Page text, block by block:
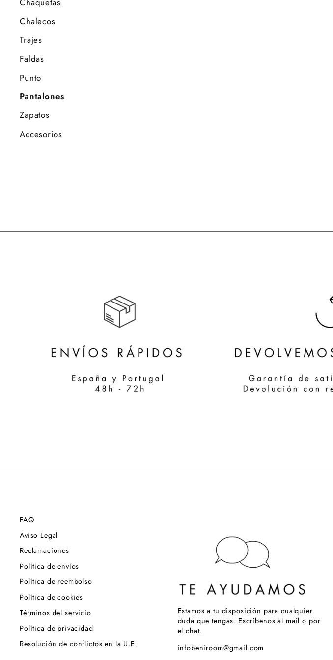
Chaquetas
Chalecos
Trajes
Faldas
Punto
Pantalones
Zapatos
Accesorios
FAQ
Aviso Legal
Reclamaciones
Política de envíos
Política de reembolso
Política de cookies
Términos del servicio
Política de privacidad
Resolución de conflictos en la U.E
Estamos a tu disposición para cualquier
duda que tengas. Escríbenos al mail o por
el chat.
infobeniroom@gmail.com